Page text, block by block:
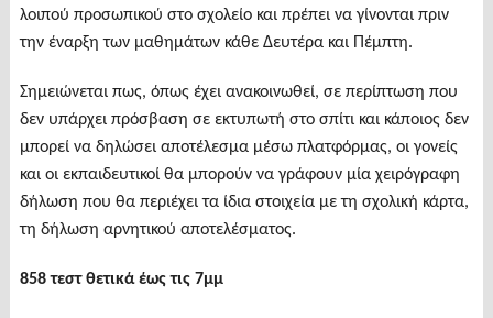
λοιπού προσωπικού στο σχολείο και πρέπει να γίνονται πριν
την έναρξη των μαθημάτων κάθε Δευτέρα και Πέμπτη.
Σημειώνεται πως, όπως έχει ανακοινωθεί, σε περίπτωση που
δεν υπάρχει πρόσβαση σε εκτυπωτή στο σπίτι και κάποιος δεν
μπορεί να δηλώσει αποτέλεσμα μέσω πλατφόρμας, οι γονείς
και οι εκπαιδευτικοί θα μπορούν να γράφουν μία χειρόγραφη
δήλωση που θα περιέχει τα ίδια στοιχεία με τη σχολική κάρτα,
τη δήλωση αρνητικού αποτελέσματος.
858 τεστ θετικά έως τις 7μμ